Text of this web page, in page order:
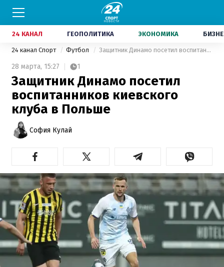
24 КАНАЛ ГЕОПОЛИТИКА ЭКОНОМИКА
24 канал Спорт Футбол Защитник Динамо посетил воспитанников киевского клуба в Польше
28 марта, 15:27 1
Защитник Динамо посетил
воспитанников киевского
клуба в Польше
София Кулай